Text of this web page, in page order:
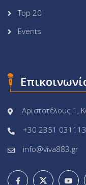
Top 20
Events
Αριστοτέλους 1,
+30 2351 031113
info@viva883.gr